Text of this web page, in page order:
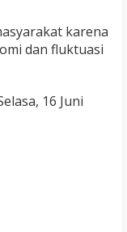
karena
dan fluktuasi
16 Juni